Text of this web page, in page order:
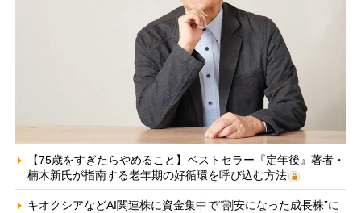
【75歳をすぎたらやめること】ベストセラー『定年後』著者・
楠木新氏が指南する老年期の好循環を呼び込む方法
キオクシアなどAI関連株に資金集中で“割安になった成長株”に